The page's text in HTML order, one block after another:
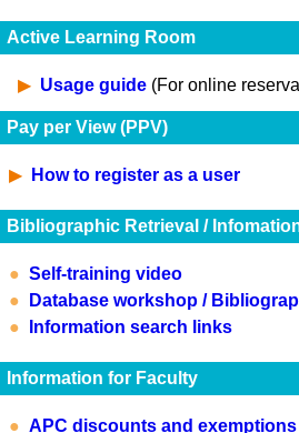
Active Learning Room
Usage guide (For online
Pay per View (PPV)
How to register as a user
Bibliographic Retrieval /
Self-training video
Database workshop /
Information search links
Information for Faculty
APC discounts and exemptions